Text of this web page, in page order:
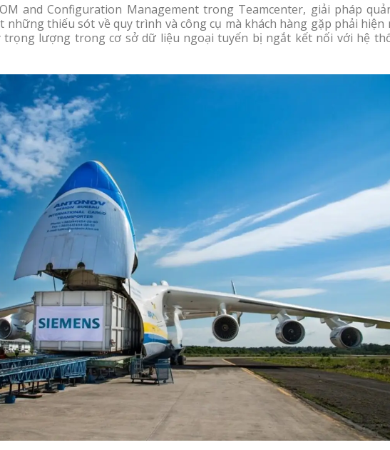
and Configuration Management trong Teamcenter, giải pháp
thiếu sót về quy trình và công cụ mà khách hàng gặp phải hiện
trọng lượng trong cơ sở dữ liệu ngoại tuyến bị ngắt kết nối với hệ